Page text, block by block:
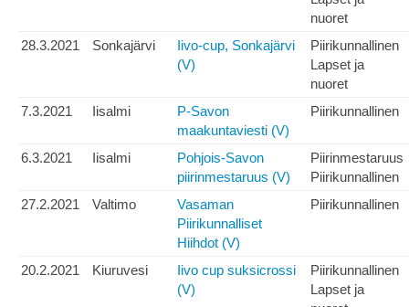
nuoret
28.3.2021
Sonkajärvi
Iivo-cup, Sonkajärvi
(V)
Piirikunnallinen
Lapset ja
nuoret
7.3.2021
Iisalmi
P-Savon
maakuntaviesti (V)
Piirikunnallinen
6.3.2021 Iisalmi
Pohjois-Savon
piirinmestaruus (V)
Piirinmestaruus
Piirikunnallinen
27.2.2021
Valtimo
Vasaman
Piirikunnalliset
Hiihdot (V)
Piirikunnallinen
20.2.2021 Kiuruvesi
Iivo cup suksicrossi
(V)
Piirikunnallinen
Lapset ja